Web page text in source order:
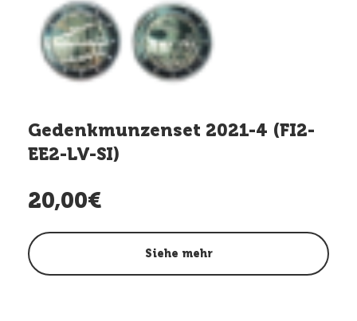
Gedenkmunzenset 2021-4 (FI2-
EE2-LV-SI)
20,00€
Siehe mehr